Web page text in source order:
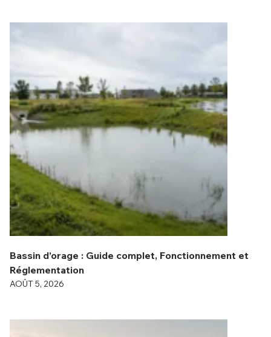
Bassin d’orage : Guide complet, Fonctionnement et
Réglementation
AOÛT 5, 2026